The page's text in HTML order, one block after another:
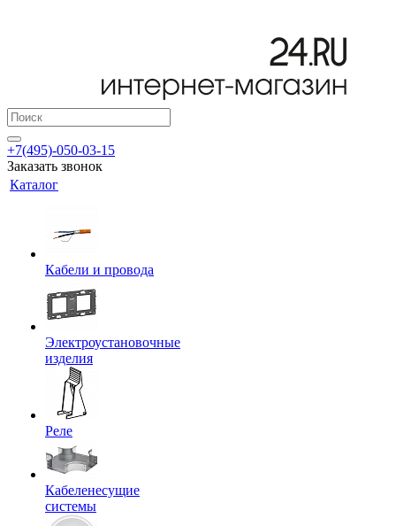
+7(495)-050-03-15
Заказать звонок
Каталог
Кабели и провода
Электроустановочные
изделия
Реле
Кабеленесущие
системы